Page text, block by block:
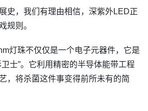
史，我们有理由相信，深紫外LED正
规则。
灯珠不仅仅是一个电子元器件，它是
士”。它利用精密的半导体能带工程
，将杀菌这件事变得前所未有的简